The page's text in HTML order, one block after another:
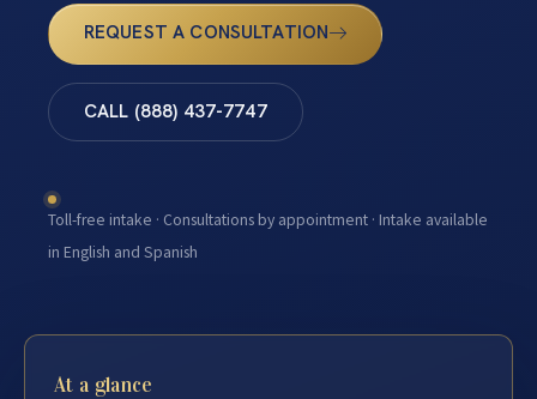
REQUEST A CONSULTATION
CALL (888) 437-7747
Toll-free intake · Consultations by appointment · Intake available
in English and Spanish
At a glance